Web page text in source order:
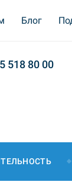
Блог
518 80 00